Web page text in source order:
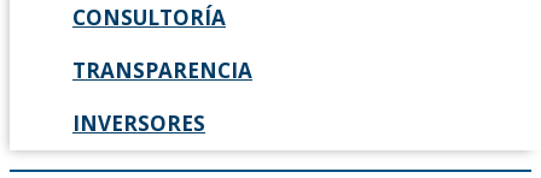
CONSULTORÍA
TRANSPARENCIA
INVERSORES